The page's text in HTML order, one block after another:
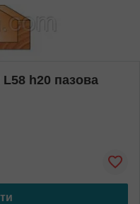
h20 пазова